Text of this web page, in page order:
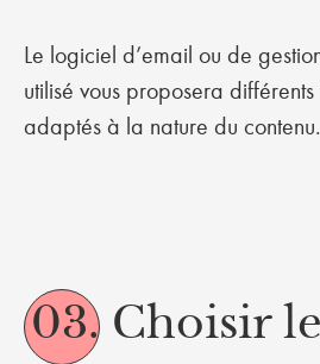
Le logiciel d’email ou de
utilisé vous proposera
adaptés à la nature du contenu.
03. Choisir